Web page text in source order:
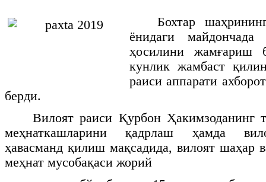
Бохтар
ёнидаги
майдончада
ҳосилини
жамғариш
кунлик жамбаст
раиси аппарати
берди.
Вилоят раиси Қурбон Ҳакимзоданинг
меҳнаткашларини қадрлаш ҳамда
ҳавасманд қилиш мақсадида, вилоят шаҳар
меҳнат мусобақаси жорий